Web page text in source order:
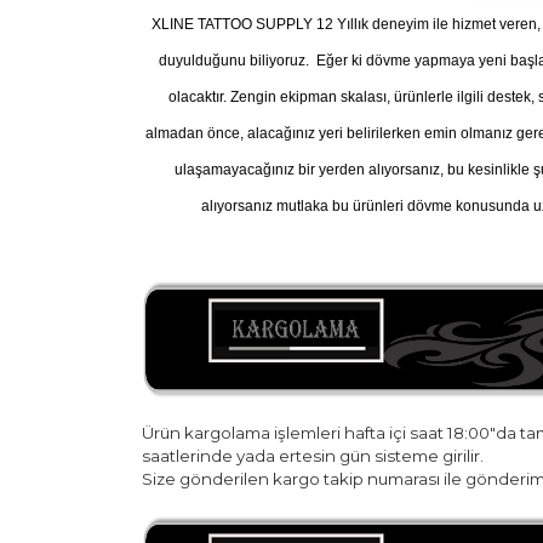
XLINE TATTOO SUPPLY 12 Yıllık deneyim ile hizmet
duyulduğunu biliyoruz. Eğer ki dövme yapmaya yeni
olacaktır. Zengin ekipman skalası, ürünlerle ilgili
almadan önce, alacağınız yeri belirilerken emin olmanız
ulaşamayacağınız bir yerden alıyorsanız, bu kesinlikle
alıyorsanız mutlaka bu ürünleri dövme
Ürün kargolama işlemleri hafta içi saat 18:00"da
saatlerinde yada ertesin gün sisteme girilir.
Size gönderilen kargo takip numarası ile